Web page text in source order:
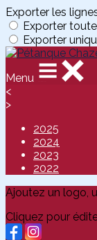
Exporter les
Exporter
Exporter
Menu
<
>
2025
2024
2023
2022
Ajoutez un logo,
Cliquez pour